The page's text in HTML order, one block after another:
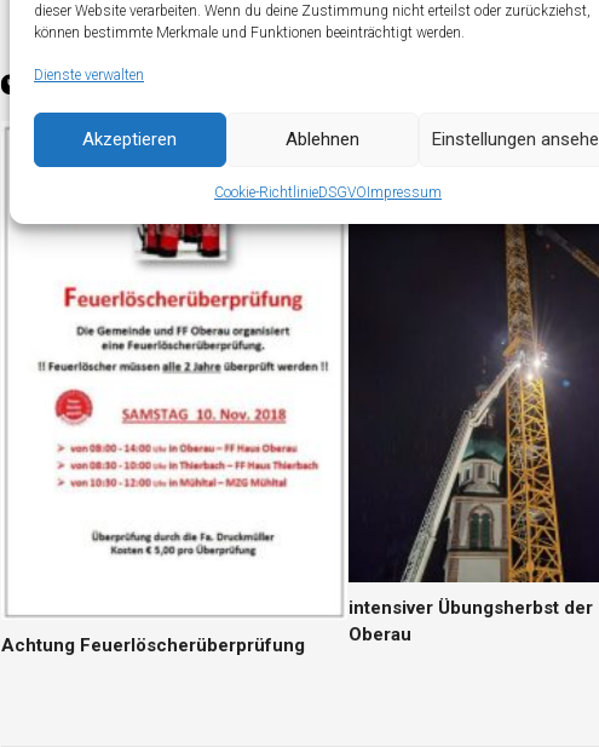
dieser Website verarbeiten. Wenn du deine Zustimmung nicht erteilst oder zurückziehst,
können bestimmte Merkmale und Funktionen beeinträchtigt werden.
Dienste verwalten
Akzeptieren Ablehnen Einstellungen
Cookie-RichtlinieDSGVOImpressum
YOU MAY ALSO LIKE...
Achtung Feuerlöscherüberprüfung
intensiver Übungsherbst der
Oberau